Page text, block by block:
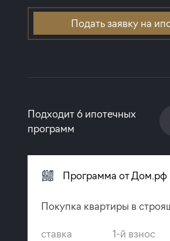
Подать заявку на
Подходит 6 ипотечных
программ
Программа от Дом.рф
Покупка квартиры в
ставка
1-й взнос